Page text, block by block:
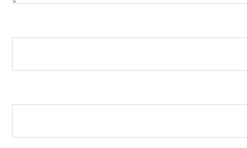
فشار سبک، حالت دستی چابکی دارد.
در حدود 75 دسی بل می باشد.